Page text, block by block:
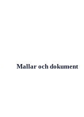
Mallar och dokument